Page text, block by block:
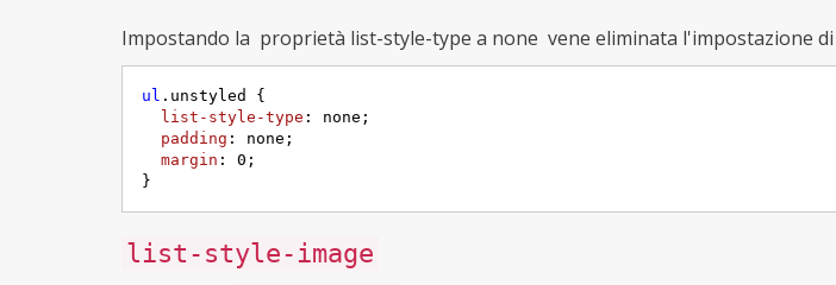
Impostando la proprietà list-style-type a none vene eliminata l'impostazione
ul .unstyled
{
list-style-type : none;
padding : none;
margin : 0 ;
}
list-style-image